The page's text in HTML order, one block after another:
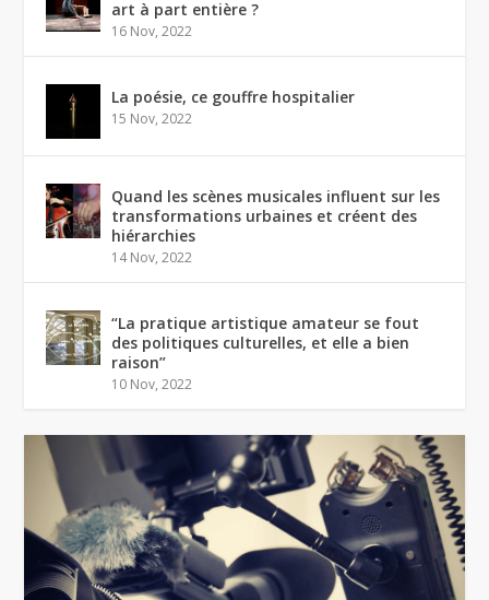
art à part entière ?
16 Nov, 2022
La poésie, ce gouffre hospitalier
15 Nov, 2022
Quand les scènes musicales influent sur les
transformations urbaines et créent des
hiérarchies
14 Nov, 2022
“La pratique artistique amateur se fout
des politiques culturelles, et elle a bien
raison”
10 Nov, 2022